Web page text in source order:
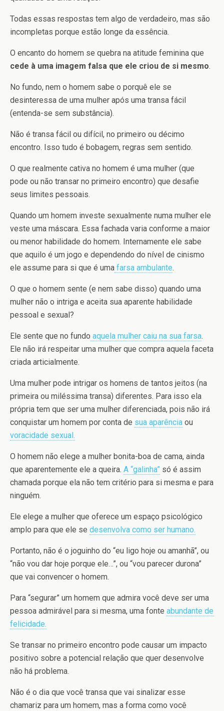
Todas essas respostas tem algo de verdadeiro, mas são
incompletas porque estão longe da essência.
O encanto do homem se quebra na atitude feminina que
cede à uma imagem falsa que ele criou de si mesmo.
No fundo, nem o homem sabe o porquê ele se
desinteressa de uma mulher após uma transa fácil
(entenda-se sem substância).
Não é transa fácil ou difícil, no primeiro ou décimo
encontro. Isso tudo é bobagem, regras sem sentido.
O que realmente cativa no homem é uma mulher (que
pode ou não transar no primeiro encontro) que desafie
seus limites pessoais.
Quando um homem investe sexualmente numa mulher ele
veste uma máscara. Essa fachada varia conforme a maior
ou menor habilidade do homem. Internamente ele sabe
que aquilo é um jogo e dependendo do nível de cinismo
ele assume para si que é uma farsa ambulante.
O que o homem sente (e nem sabe disso) quando uma
mulher não o intriga e aceita sua aparente habilidade
pessoal e sexual?
Ele sente que no fundo aquela mulher caiu na sua farsa.
Ele não irá respeitar uma mulher que compra aquela faceta
criada articialmente.
Uma mulher pode intrigar os homens de tantos jeitos (na
primeira ou miléssima transa) diferentes. Para isso ela
própria tem que ser uma mulher diferenciada, pois não irá
conquistar um homem por conta de sua aparência ou
voracidade sexual.
O homem não elege a mulher bonita-boa de cama, ainda
que aparentemente ele a queira. A “galinha” só é assim
chamada porque ela não tem critério para si mesma e para
ninguém.
Ele elege a mulher que oferece um espaço psicológico
amplo para que ele se desenvolva como ser humano.
Portanto, não é o joguinho do “eu ligo hoje ou amanhã”, ou
“não vou dar hoje porque ele…”, ou “vou parecer durona”
que vai convencer o homem.
Para “segurar” um homem que admira você deve ser uma
pessoa admirável para si mesma, uma fonte abundante de
felicidade.
Se transar no primeiro encontro pode causar um impacto
positivo sobre a potencial relação que quer desenvolve
não há problema.
Não é o dia que você transa que vai sinalizar esse
chamariz para um homem, mas a forma como você